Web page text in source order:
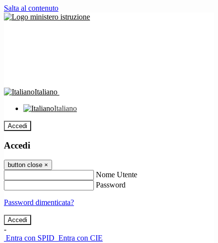
Salta al contenuto
Italiano
Italiano
Accedi
Accedi
button close ×
Nome Utente
Password
Password dimenticata?
-
Entra con SPID Entra con CIE